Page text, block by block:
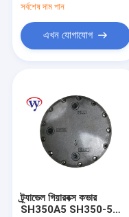
ফাইনাল ড্রাইভ হাব
Gearbox Ring Gear
প্ল্যানেটারি গিয়ার ক্যারিয়ার
খননকারক ড্রাইভ মোটর
সর্বশেষ দাম পান
এখন যোগাযোগ
ট্র্যাভেল গিয়ারবক্স কভার
SH350A5 SH350-5